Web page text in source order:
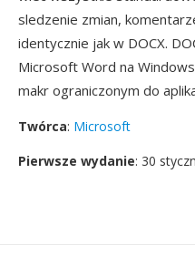
sledzenie zmian,
identycznie jak w DOCX.
Microsoft Word na
makr ograniczonym do
Twórca: Microsoft
Pierwsze wydanie: 30